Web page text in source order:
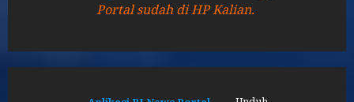
Portal sudah di HP Kalian.